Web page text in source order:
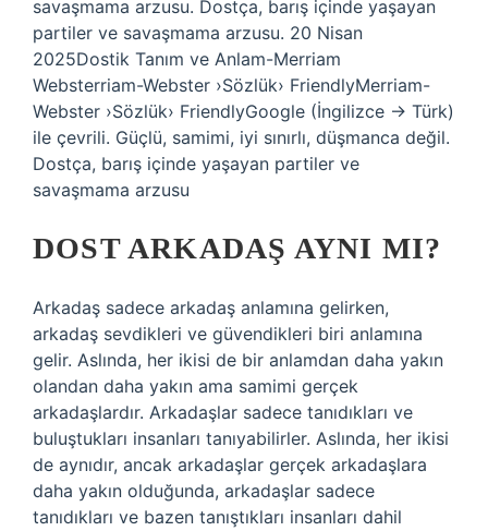
savaşmama arzusu. Dostça, barış içinde yaşayan
partiler ve savaşmama arzusu. 20 Nisan
2025Dostik Tanım ve Anlam-Merriam
Websterriam-Webster ›Sözlük› FriendlyMerriam-
Webster ›Sözlük› FriendlyGoogle (İngilizce → Türk)
ile çevrili. Güçlü, samimi, iyi sınırlı, düşmanca değil.
Dostça, barış içinde yaşayan partiler ve
savaşmama arzusu
DOST ARKADAŞ AYNI MI?
Arkadaş sadece arkadaş anlamına gelirken,
arkadaş sevdikleri ve güvendikleri biri anlamına
gelir. Aslında, her ikisi de bir anlamdan daha yakın
olandan daha yakın ama samimi gerçek
arkadaşlardır. Arkadaşlar sadece tanıdıkları ve
buluştukları insanları tanıyabilirler. Aslında, her ikisi
de aynıdır, ancak arkadaşlar gerçek arkadaşlara
daha yakın olduğunda, arkadaşlar sadece
tanıdıkları ve bazen tanıştıkları insanları dahil